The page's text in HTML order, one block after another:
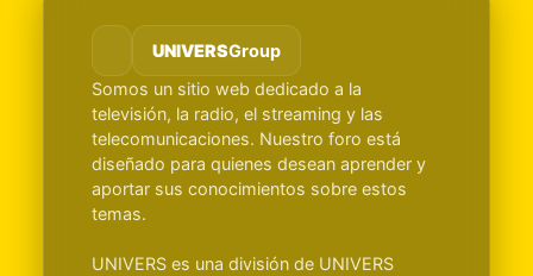
UNIVERSGroup
Somos un sitio web dedicado a la
televisión, la radio, el streaming y las
telecomunicaciones. Nuestro foro está
diseñado para quienes desean aprender y
aportar sus conocimientos sobre estos
temas.
UNIVERS es una división de UNIVERS